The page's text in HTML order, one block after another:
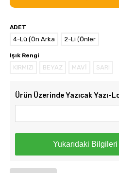
ADET
4-Lü (Ön Arka 2-Li (Önler
Işık Rengi
KIRMIZI BEYAZ MAVİ SARI
Ürün Üzerinde Yazıcak Yazı-
Yukarıdaki Bilgileri